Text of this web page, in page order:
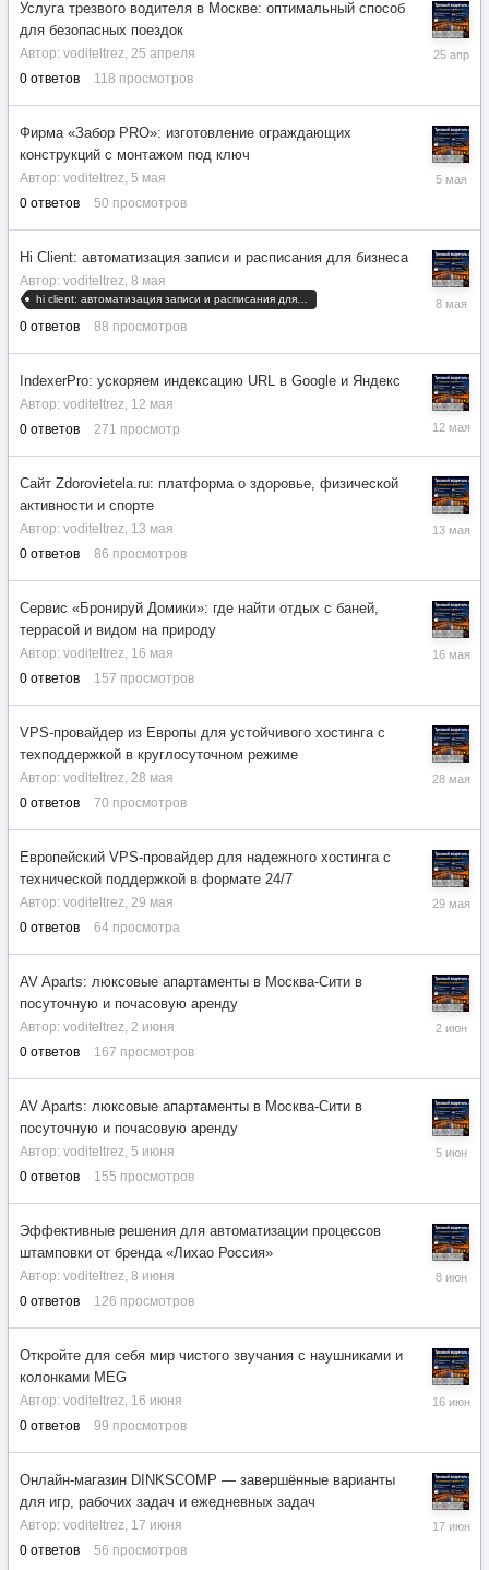
Услуга трезвого водителя в Москве: оптимальный способ
для безопасных поездок
Автор: voditeltrez, 25 апреля
0 ответов 118 просмотров
25
Фирма «Забор PRO»: изготовление ограждающих
конструкций с монтажом под ключ
Автор: voditeltrez, 5 мая
0 ответов 50 просмотров
5
Hi Client: автоматизация записи и расписания для бизнеса
Автор: voditeltrez, 8 мая
0 ответов 88 просмотров
8
IndexerPro: ускоряем индексацию URL в Google и Яндекс
Автор: voditeltrez 12 мая
0 ответов 271 просмотр
12
Сайт Zdorovietela.ru: платформа о здоровье, физической
активности и спорте
Автор: voditeltrez 13 мая
0 ответов 86 просмотров
13
Сервис «Бронируй Домики»: где найти отдых с баней,
террасой и видом на природу
Автор: voditeltrez 16 мая
0 ответов 157 просмотров
16
VPS-провайдер из Европы для устойчивого хостинга с
техподдержкой в круглосуточном режиме
Автор: voditeltrez 28 мая
0 ответов 70 просмотров
28
Европейский VPS-провайдер для надежного хостинга с
технической поддержкой в формате 24/7
Автор: voditeltrez 29 мая
0 ответов 64 просмотра
29
AV Aparts: люксовые апартаменты в Москва-Сити в
посуточную и почасовую аренду
Автор: voditeltrez 2 июня
0 ответов 167 просмотров
2
AV Aparts: люксовые апартаменты в Москва-Сити в
посуточную и почасовую аренду
Автор: voditeltrez 5 июня
0 ответов 155 просмотров
5
Эффективные решения для автоматизации процессов
штамповки от бренда «Лихао Россия»
Автор: voditeltrez 8 июня
0 ответов 126 просмотров
8
Откройте для себя мир чистого звучания с наушниками и
колонками MEG
Автор: voditeltrez 16 июня
0 ответов 99 просмотров
16
Онлайн-магазин DINKSCOMP — завершённые варианты
для игр, рабочих задач и ежедневных задач
Автор: voditeltrez 17 июня
0 ответов 56 просмотров
17